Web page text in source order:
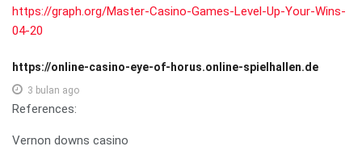
https://graph.org/Master-Casino-Games-Level-Up-Your-Wins-
04-20
https://online-casino-eye-of-horus.online-spielhallen.de
3 bulan ago
References:
Vernon downs casino